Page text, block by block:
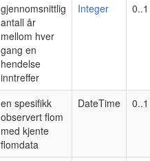
gjennomsnittlig
antall år
mellom hver
gang en
hendelse
inntreffer
Integer 0..1
en spesifikk
observert flom
med kjente
flomdata
DateTime 0..1